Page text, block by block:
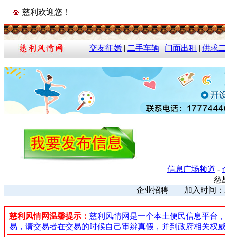
慈利欢迎您！
交友征婚 | 二手车辆 | 门面出租 | 供求
信息广场频道 -
慈
企业招聘 加入时间
慈利风情网温馨提示： 慈利风情网是一个本土便民信息平台
易，请交易者在交易的时候自己审辨真假，并到政府相关权